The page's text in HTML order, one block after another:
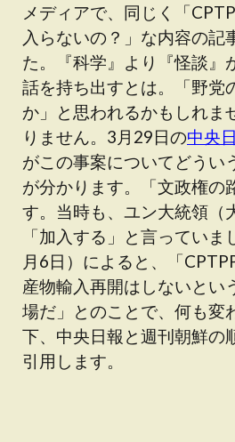
メディアで、同じく「
入らないの？」な内容の記
た。『科学』より『怪談』
話を持ち出すとは。「野党
か」と思われるかもしれま
りません。3月29日の中央
がこの事案についてどうい
が分かります。「文政権の
す。当時も、ユン大統領（
「加入する」と言っていま
月6日）によると、「
産物輸入再開はしないとい
場だ」とのことで、何も変
下、中央日報と週刊朝鮮の
引用します。